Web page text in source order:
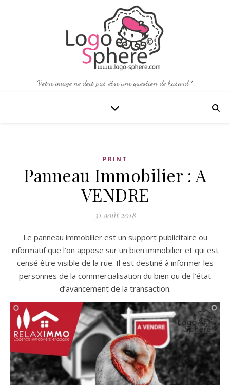
Votre image ne doit pas être une question de hasard !
PRINT
Panneau Immobilier : A
VENDRE
31 août 2018
Le panneau immobilier est un support publicitaire ou
informatif que l’on appose sur un bien immobilier et qui est
censé être visible de la rue. Il est destiné à informer les
personnes de la commercialisation du bien ou de l’état
d’avancement de la transaction.